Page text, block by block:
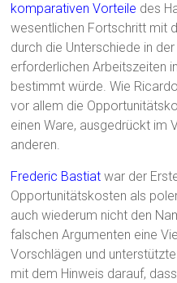
komparativen Vorteile des
wesentlichen Fortschritt mit
durch die Unterschiede in
erforderlichen Arbeitszeiten
bestimmt würde. Wie
vor allem die
einen Ware, ausgedrückt im
anderen.
Frederic Bastiat war der
Opportunitätskosten als
auch wiederum nicht den
falschen Argumenten eine
Vorschlägen und
mit dem Hinweis darauf,